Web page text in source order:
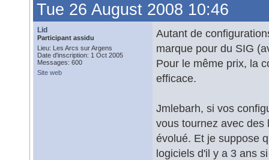
Tue 26 August 2008 10:46
Lid
Participant assidu
Lieu: Les Arcs sur Argens
Date d'inscription: 1 Oct 2005
Messages: 600
Site web
Autant de
marque pour du SIG
Pour le même prix, la
efficace.
Jmlebarh, si vos
vous tournez avec des
évolué. Et je suppose
logiciels d'il y a 3 ans